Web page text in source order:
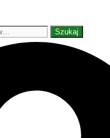
Szukaj